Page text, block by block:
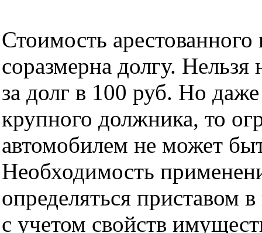
Стоимость
соразмерна долгу.
за долг в 100 руб. Но
крупного должника, то
автомобилем не может
Необходимость
определяться приставом
с учетом свойств